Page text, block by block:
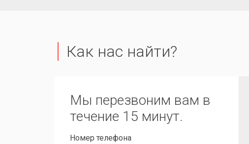
Как нас найти?
Мы перезвоним вам в
течение 15 минут.
Номер телефона